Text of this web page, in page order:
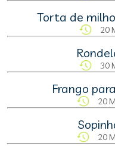
Torta de
20
30
Frango
20
20